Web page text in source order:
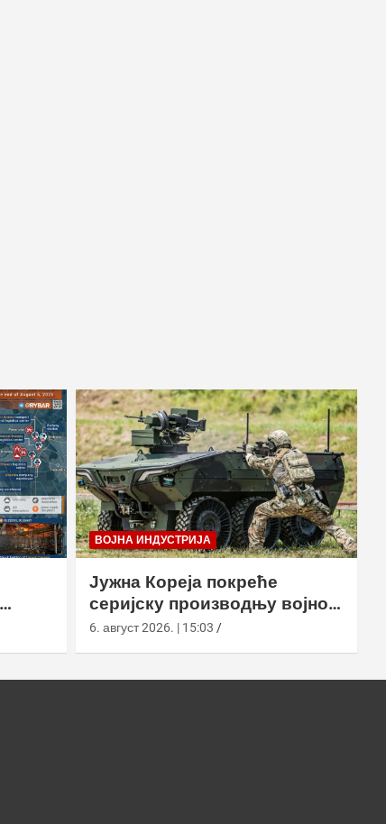
ВОЈНА ИНДУСТРИЈА
Јужна Кореја покреће
серијску производњу војног
робота Арион-СМЕТ
6. август 2026. | 15:03